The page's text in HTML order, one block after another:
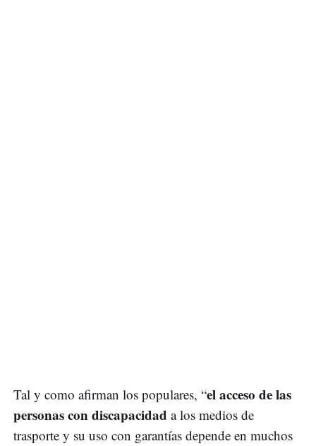
Tal y como afirman los populares, “el acceso de las
personas con discapacidad a los medios de
trasporte y su uso con garantías depende en muchos